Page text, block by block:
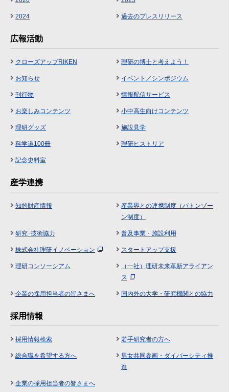
2024 過去のプレスリリース
広報活動
クローズアップRIKEN 理研の博士と考えよう！
お知らせ イベント／シンポジウム
刊行物 情報配信サービス
お楽しみコンテンツ 小中高生向けコンテンツ
理研グッズ 施設見学
科学道100冊 理研ヒストリア
記念史料室
産学連携
知的財産情報
産業界との連携制度（バトンゾー
ン制度）
研究･技術協力 普及事業・施設利用
株式会社理研イノベーション スタートアップ支援
理研コンソーシアム
（一社）理研未来革新アライアン
ス
企業の採用担当者の皆さまへ 国内外の大学・研究機関との協力
採用情報
採用情報検索 若手研究者の方へ
総合職を希望する方へ
男女共同参画・ダイバーシティ推
進
企業の採用担当者の皆さまへ